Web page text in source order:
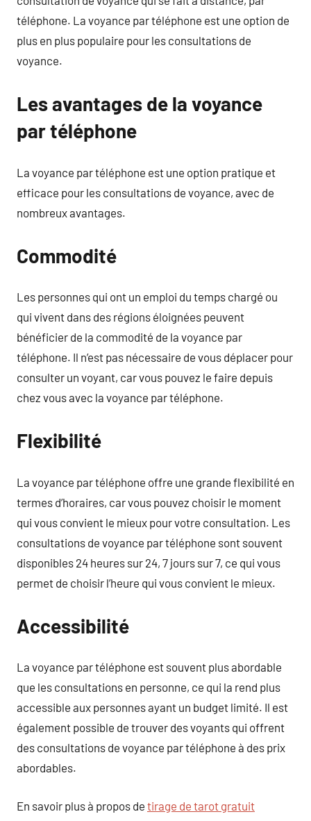
téléphone. La voyance par téléphone est une option de
plus en plus populaire pour les consultations de
voyance.
Les avantages de la voyance
par téléphone
La voyance par téléphone est une option pratique et
efficace pour les consultations de voyance, avec de
nombreux avantages.
Commodité
Les personnes qui ont un emploi du temps chargé ou
qui vivent dans des régions éloignées peuvent
bénéficier de la commodité de la voyance par
téléphone. Il n’est pas nécessaire de vous déplacer pour
consulter un voyant, car vous pouvez le faire depuis
chez vous avec la voyance par téléphone.
Flexibilité
La voyance par téléphone offre une grande flexibilité en
termes d’horaires, car vous pouvez choisir le moment
qui vous convient le mieux pour votre consultation. Les
consultations de voyance par téléphone sont souvent
disponibles 24 heures sur 24, 7 jours sur 7, ce qui vous
permet de choisir l’heure qui vous convient le mieux.
Accessibilité
La voyance par téléphone est souvent plus abordable
que les consultations en personne, ce qui la rend plus
accessible aux personnes ayant un budget limité. Il est
également possible de trouver des voyants qui offrent
des consultations de voyance par téléphone à des prix
abordables.
En savoir plus à propos de tirage de tarot gratuit